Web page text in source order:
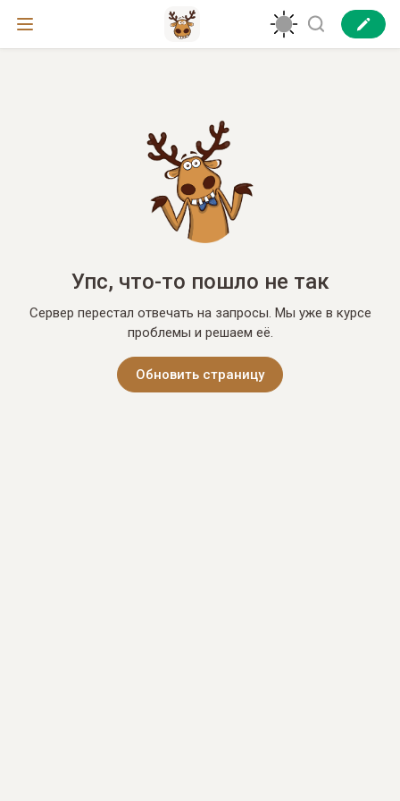
Упс, что-то пошло не так
Сервер перестал отвечать на запросы. Мы уже в курсе
проблемы и решаем её.
Обновить страницу